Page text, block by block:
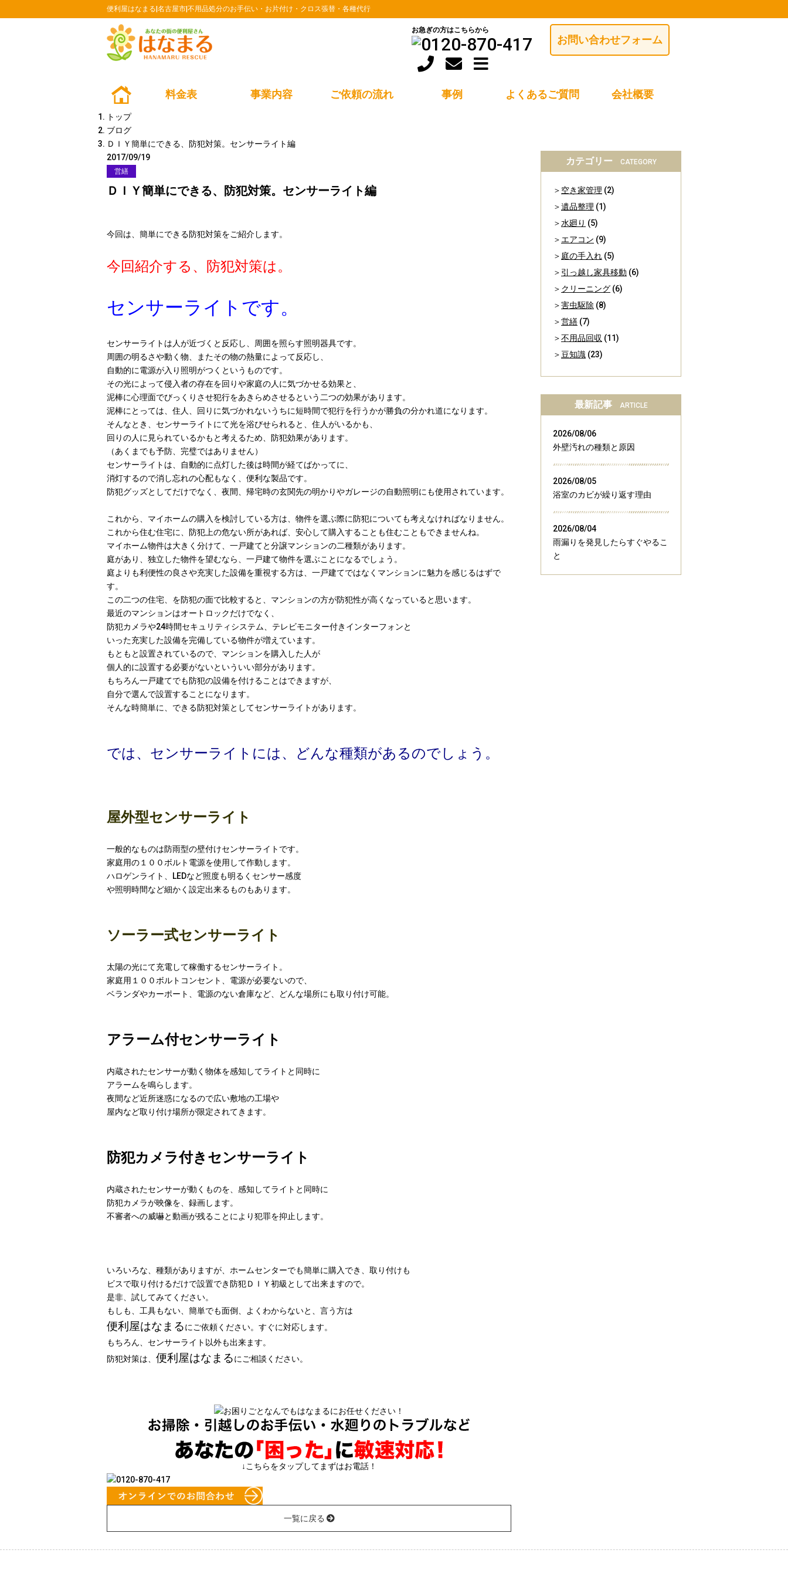
便利屋はなまる|名古屋市|不用品処分のお手伝い・お片付け・クロス張替・各種代行
お急ぎの方はこちらから
お問い合わせフォーム
料金表 事業内容 ご依頼の流れ 事例 よくあるご質問 会社概要
BLOG
トップ
ブログ
ＤＩＹ簡単にできる、防犯対策。センサーライト編
2017/09/19
営繕
ＤＩＹ簡単にできる、防犯対策。センサーライト編
今回は、簡単にできる防犯対策をご紹介します。
今回紹介する、防犯対策は。
センサーライトです。
センサーライトは人が近づくと反応し、周囲を照らす照明器具です。
周囲の明るさや動く物、またその物の熱量によって反応し、
自動的に電源が入り照明がつくというものです。
その光によって侵入者の存在を回りや家庭の人に気づかせる効果と、
泥棒に心理面でびっくりさせ犯行をあきらめさせるという二つの効果があります。
泥棒にとっては、住人、回りに気づかれないうちに短時間で犯行を行うかが勝負の分かれ道になります。
そんなとき、センサーライトにて光を浴びせられると、住人がいるかも、
回りの人に見られているかもと考えるため、防犯効果があります。
（あくまでも予防、完璧ではありません）
センサーライトは、自動的に点灯した後は時間が経てばかってに、
消灯するので消し忘れの心配もなく、便利な製品です。
防犯グッズとしてだけでなく、夜間、帰宅時の玄関先の明かりやガレージの自動照明にも使用されています。
これから、マイホームの購入を検討している方は、物件を選ぶ際に防犯についても考えなければなりません。
これから住む住宅に、防犯上の危ない所があれば、安心して購入することも住むこともできませんね。
マイホーム物件は大きく分けて、一戸建てと分譲マンションの二種類があります。
庭があり、独立した物件を望むなら、一戸建て物件を選ぶことになるでしょう。
庭よりも利便性の良さや充実した設備を重視する方は、一戸建てではなくマンションに魅力を感じるはずで
す。
この二つの住宅、を防犯の面で比較すると、マンションの方が防犯性が高くなっていると思います。
最近のマンションはオートロックだけでなく、
防犯カメラや24時間セキュリティシステム、テレビモニター付きインターフォンと
いった充実した設備を完備している物件が増えています。
もともと設置されているので、マンションを購入した人が
個人的に設置する必要がないといういい部分があります。
もちろん一戸建てでも防犯の設備を付けることはできますが、
自分で選んで設置することになります。
そんな時簡単に、できる防犯対策としてセンサーライトがあります。
では、センサーライトには、どんな種類があるのでしょう。
屋外型センサーライト
一般的なものは防雨型の壁付けセンサーライトです。
家庭用の１００ボルト電源を使用して作動します。
ハロゲンライト、LEDなど照度も明るくセンサー感度
や照明時間など細かく設定出来るものもあります。
ソーラー式センサーライト
太陽の光にて充電して稼働するセンサーライト。
家庭用１００ボルトコンセント、電源が必要ないので、
ベランダやカーポート、電源のない倉庫など、どんな場所にも取り付け可能。
アラーム付センサーライト
内蔵されたセンサーが動く物体を感知してライトと同時に
アラームを鳴らします。
夜間など近所迷惑になるので広い敷地の工場や
屋内など取り付け場所が限定されてきます。
防犯カメラ付きセンサーライト
内蔵されたセンサーが動くものを、感知してライトと同時に
防犯カメラが映像を、録画します。
不審者への威嚇と動画が残ることにより犯罪を抑止します。
いろいろな、種類がありますが、ホームセンターでも簡単に購入でき、取り付けも
ビスで取り付けるだけで設置でき防犯ＤＩＹ初級として出来ますので。
是非、試してみてください。
もしも、工具もない、簡単でも面倒、よくわからないと、言う方は
便利屋はなまるにご依頼ください。すぐに対応します。
もちろん、センサーライト以外も出来ます。
防犯対策は、 便利屋はなまるにご相談ください。
↓こちらをタップしてまずはお電話！
一覧に戻る
カテゴリー CATEGORY
空き家管理 (2)
遺品整理 (1)
水廻り (5)
エアコン (9)
庭の手入れ (5)
引っ越し家具移動 (6)
クリーニング (6)
害虫駆除 (8)
営繕 (7)
不用品回収 (11)
豆知識 (23)
最新記事 ARTICLE
2026/08/06
外壁汚れの種類と原因
2026/08/05
浴室のカビが繰り返す理由
2026/08/04
雨漏りを発見したらすぐやるこ
と